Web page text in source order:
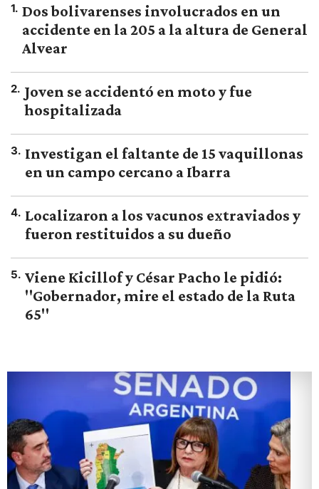
1. Dos bolivarenses involucrados en un
accidente en la 205 a la altura de General
Alvear
2. Joven se accidentó en moto y fue
hospitalizada
3. Investigan el faltante de 15 vaquillonas
en un campo cercano a Ibarra
4. Localizaron a los vacunos extraviados y
fueron restituidos a su dueño
5. Viene Kicillof y César Pacho le pidió:
"Gobernador, mire el estado de la Ruta
65"